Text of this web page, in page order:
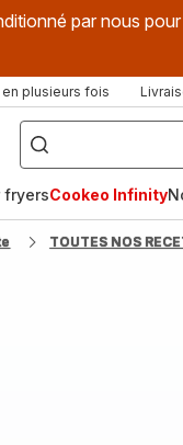
par nous
plusieurs fois
["Que
recherchez-
vous
?",
fryer",
"Companion"]
fryersCookeo Infinity
TOUTES NOS